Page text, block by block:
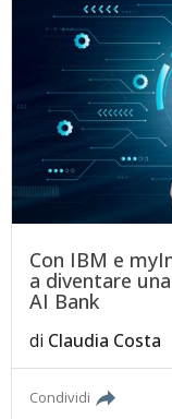
Con IBM e
a diventare
AI Bank
di Claudia Costa
Condividi